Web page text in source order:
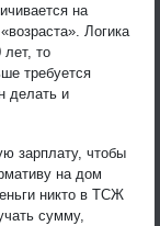
на
Логика
то
требуется
делать и
зарплату, чтобы
на дом
никто в ТСЖ
сумму,